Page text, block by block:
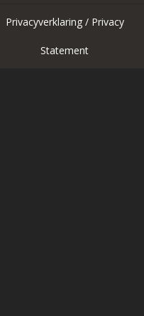
Privacyverklaring / Privacy
Statement